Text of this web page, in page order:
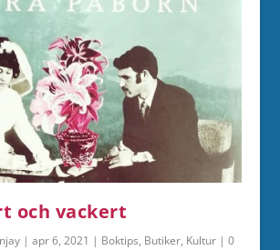
och vackert
|apr 6, 2021 | Boktips, Butiker, Kultur |0